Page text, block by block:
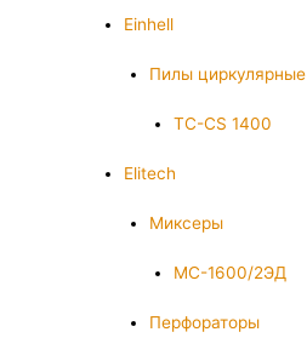
Einhell
Пилы циркулярные
TC-CS 1400
Elitech
Миксеры
МС-1600/2ЭД
Перфораторы